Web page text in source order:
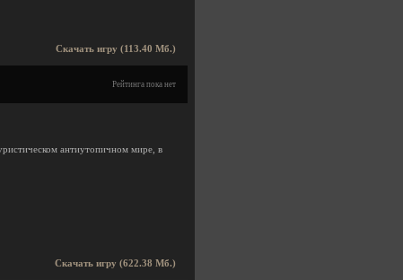
Скачать игру (113.40 Мб.)
Рейтинга пока нет
антиутопичном мире, в
Скачать игру (622.38 Мб.)